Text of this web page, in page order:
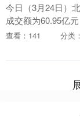
今日（3月24日）
成交额为60.95亿
亿元，占北向资金
查看：141 分类